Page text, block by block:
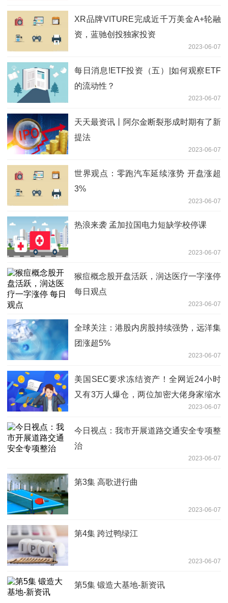
XR品牌VITURE完成近千万美金A+轮融
资，蓝驰创投独家投资
2023-06-07
每日消息!ETF投资（五）|如何观察ETF
的流动性？
2023-06-07
天天最资讯丨阿尔金断裂形成时期有了新
提法
2023-06-07
世界观点：零跑汽车延续涨势 开盘涨超
3%
2023-06-07
热浪来袭 孟加拉国电力短缺学校停课
2023-06-07
猴痘概念股开盘活跃，润达医疗一字涨停
每日观点
2023-06-07
全球关注：港股内房股持续强势，远洋集
团涨超5%
2023-06-07
美国SEC要求冻结资产！全网近24小时
又有3万人爆仓，两位加密大佬身家缩水
2023-06-07
今日视点：我市开展道路交通安全专项整
治
2023-06-07
第3集 高歌进行曲
2023-06-07
第4集 跨过鸭绿江
2023-06-07
第5集 锻造大基地-新资讯